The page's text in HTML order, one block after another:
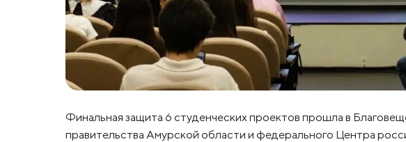
Финальная защита 6 студенческих проектов прошла в
правительства Амурской области и федерального Центра